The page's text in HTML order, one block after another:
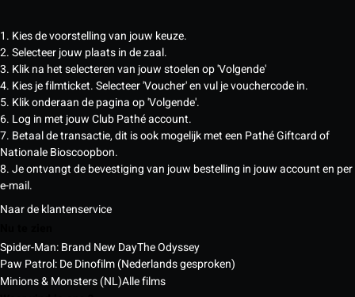
1. Kies de voorstelling van jouw keuze.
2. Selecteer jouw plaats in de zaal.
3. Klik na het selecteren van jouw stoelen op 'Volgende'
4. Kies je filmticket. Selecteer 'Voucher' en vul je vouchercode in.
5. Klik onderaan de pagina op 'Volgende'.
6. Log in met jouw Club Pathé account.
7. Betaal de transactie, dit is ook mogelijk met een Pathé Giftcard of
Nationale Bioscoopbon.
8. Je ontvangt de bevestiging van jouw bestelling in jouw account en per
e-mail.
Naar de klantenservice
Spider-Man: Brand New DayThe Odyssey
Paw Patrol: De Dinofilm (Nederlands gesproken)
Minions & Monsters (NL)Alle films